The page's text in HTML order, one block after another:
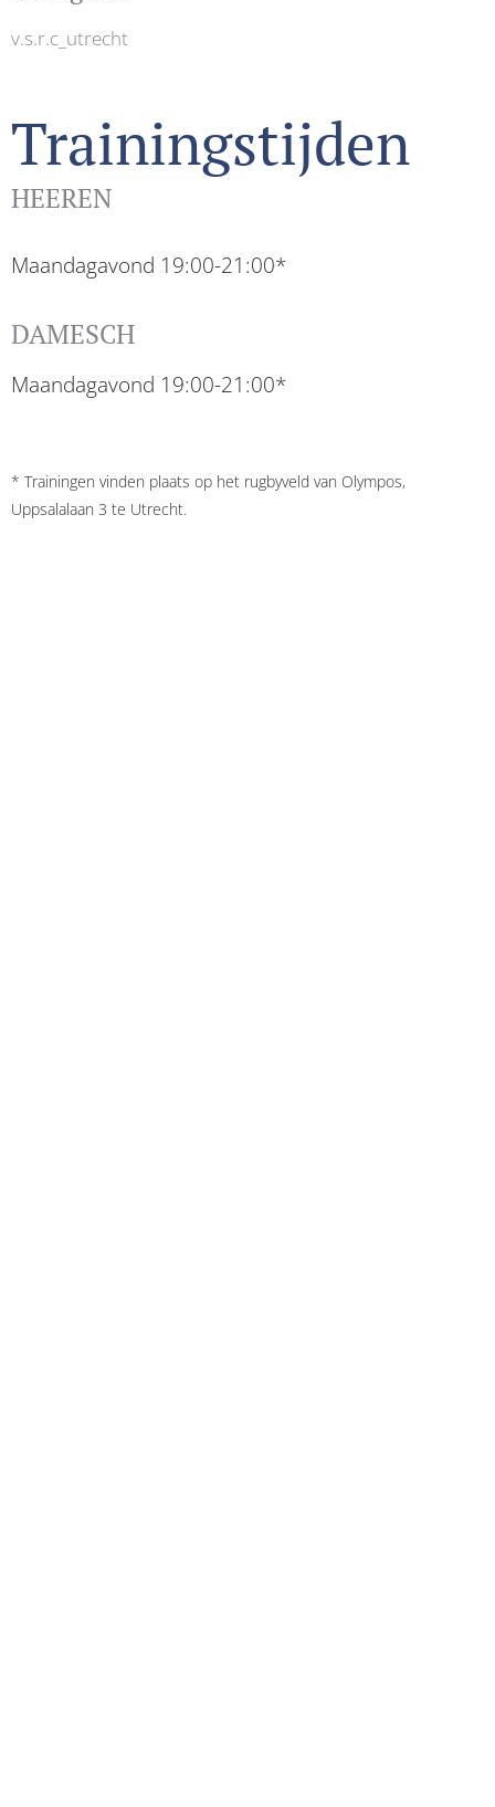
v.s.r.c_utrecht
Trainingstijden
HEEREN
Maandagavond 19:00-21:00*
DAMESCH
Maandagavond 19:00-21:00*
* Trainingen vinden plaats op het rugbyveld van Olympos,
Uppsalalaan 3 te Utrecht.